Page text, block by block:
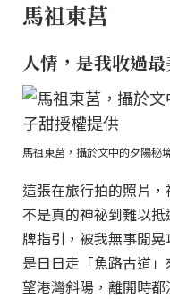
馬祖東莒
人情，是我收過
馬祖東莒，攝於文中的夕陽秘
這張在旅行拍的照片
不是真的神祕到難以
牌指引，被我無事閒
是日日走「魚路古道
望港灣斜陽，離開時